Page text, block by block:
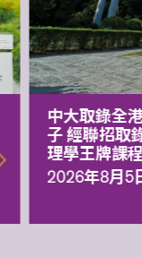
中大取錄全
子 經聯招取
理學王牌課
2026年8月5